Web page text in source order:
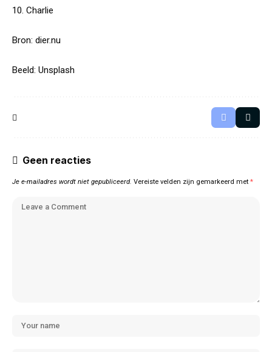
Charlie
Bron: dier.nu
Beeld: Unsplash
Geen reacties
Je e-mailadres wordt niet gepubliceerd. Vereiste velden zijn gemarkeerd met *